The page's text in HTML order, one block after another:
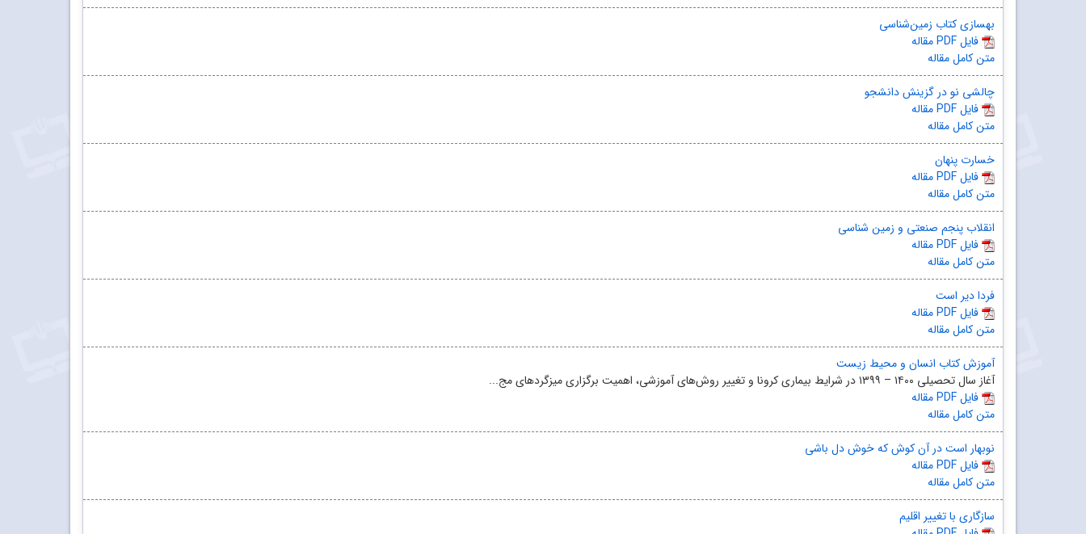
بهسازی کتاب زمین‌شناسی
مقاله PDF فایل
متن کامل مقاله
چالشی نو در گزینش دانشجو
مقاله PDF فایل
متن کامل مقاله
خسارت پنهان
مقاله PDF فایل
متن کامل مقاله
انقلاب پنجم صنعتی و زمین‌ شناسی
مقاله PDF فایل
متن کامل مقاله
فردا دیر است
مقاله PDF فایل
متن کامل مقاله
آموزش کتاب انسان و محیط زیست
آغاز سال تحصیلی ۱۴۰۰ – ۱۳۹۹ در شرایط بیماری کرونا و تغییر روش‌های آموزشی، اهمیت برگزاری میزگردهای مج...
مقاله PDF فایل
متن کامل مقاله
نوبهار است در آن کوش که خوش دل باشی
مقاله PDF فایل
متن کامل مقاله
سازگاری با تغییر اقلیم